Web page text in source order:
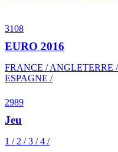
3108
EURO 2016
FRANCE /
ESPAGNE /
2989
Jeu
1 / 2 / 3 / 4 /